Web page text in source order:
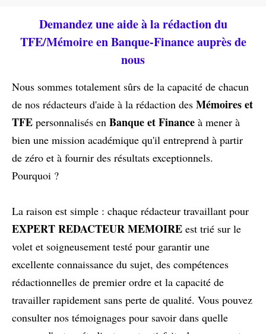
Demandez une aide à la rédaction du
TFE/Mémoire en Banque-Finance auprès de
nous
Nous sommes totalement sûrs de la capacité de chacun
de nos rédacteurs d'aide à la rédaction des Mémoires et
TFE personnalisés en Banque et Finance à mener à
bien une mission académique qu'il entreprend à partir
de zéro et à fournir des résultats exceptionnels.
Pourquoi ?
La raison est simple : chaque rédacteur travaillant pour
EXPERT REDACTEUR MEMOIRE est trié sur le
volet et soigneusement testé pour garantir une
excellente connaissance du sujet, des compétences
rédactionnelles de premier ordre et la capacité de
travailler rapidement sans perte de qualité. Vous pouvez
consulter nos témoignages pour savoir dans quelle